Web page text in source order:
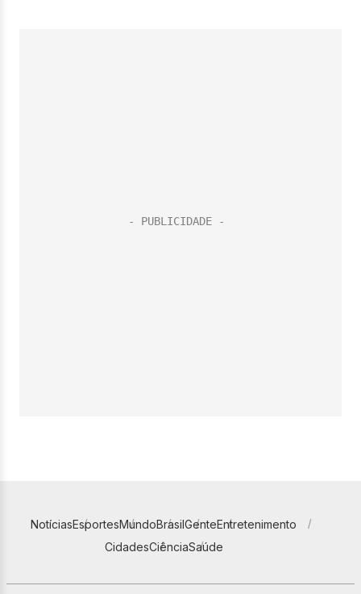
NotíciasEsportesMundoBrasilGenteEntretenimento
CidadesCiênciaSaúde